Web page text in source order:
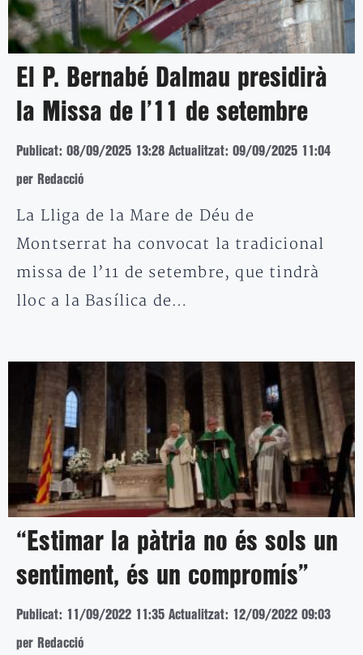
El P. Bernabé Dalmau presidirà
la Missa de l’11 de setembre
Publicat: 08/09/2025 13:28 Actualitzat: 09/09/2025 11:04
per Redacció
La Lliga de la Mare de Déu de
Montserrat ha convocat la tradicional
missa de l’11 de setembre, que tindrà
lloc a la Basílica de…
“Estimar la pàtria no és sols un
sentiment, és un compromís”
Publicat: 11/09/2022 11:35 Actualitzat: 12/09/2022 09:03
per Redacció